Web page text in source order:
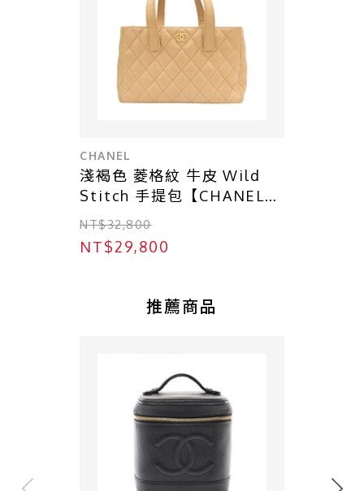
CHANEL
淺褐色 菱格紋 牛皮 Wild
Stitch 手提包【CHANEL
香奈兒】
NT$32,800
NT$29,800
推薦商品